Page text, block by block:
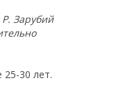
Зарубий
25-30 лет.